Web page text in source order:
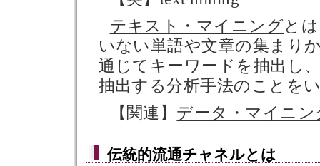
テキスト・マイニングと
いない単語や文章の集まり
通じてキーワードを抽出し
抽出する分析手法のことを
【関連】 データ・マイニン
伝統的流通チャネルとは